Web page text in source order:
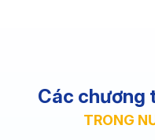
Các chương
TRONG